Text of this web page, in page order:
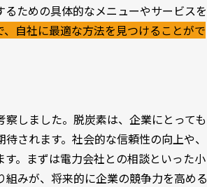
ための具体的なメニューやサービスを
自社に最適な方法を見つけることがで
しました。脱炭素は、企業にとっても
されます。社会的な信頼性の向上や、
。まずは電力会社との相談といった小
みが、将来的に企業の競争力を高める